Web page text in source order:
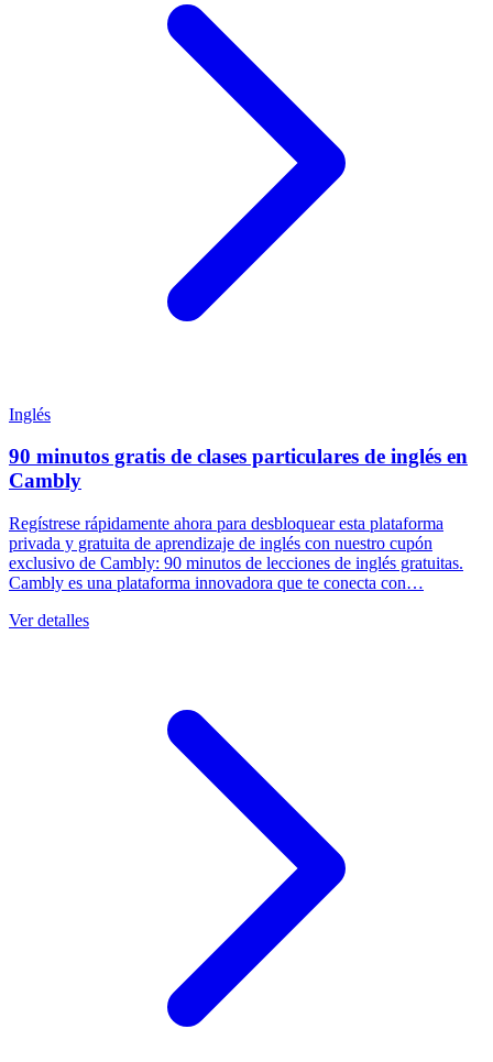
Inglés
90 minutos gratis de clases particulares de inglés en
Cambly
Regístrese rápidamente ahora para desbloquear esta plataforma
privada y gratuita de aprendizaje de inglés con nuestro cupón
exclusivo de Cambly: 90 minutos de lecciones de inglés gratuitas.
Cambly es una plataforma innovadora que te conecta con…
Ver detalles